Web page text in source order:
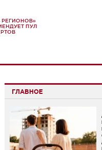
РЕГИОНОВ»
ПУЛ
ГЛАВНОЕ